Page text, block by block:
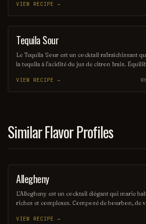
évoquant les saveurs rustiques du terroir
amateurs de cocktails classiques revisités, il
papilles.
VIEW RECIPE →
ORDINARY DRINK
Tequila Sour
Le Tequila Sour est un cocktail rafraîchissant
la tequila à l'acidité du jus de citron frais.
veloutée, il offre une expérience gustative à la
Parfait pour les amateurs de cocktails qui
VIEW RECIPE →
Similar Flavor Profiles
ORDINARY DRINK
Allegheny
L'Allegheny est un cocktail élégant qui marie
riches et complexes. Composé de bourbon, de
réconfortante, parfaite pour les soirées entre
VIEW RECIPE →